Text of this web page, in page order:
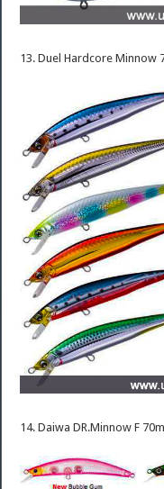
13. Duel Hardcore Minnow
14. Daiwa DR.Minnow F